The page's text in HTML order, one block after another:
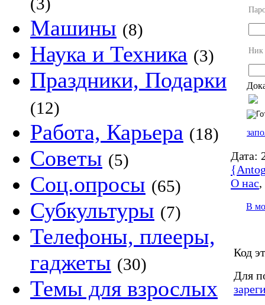
Машины (8)
Наука и Техника (3)
Праздники, Подарки
(12)
Работа, Карьера (18)
Советы (5)
Соц.опросы (65)
Субкультуры (7)
Телефоны, плееры,
гаджеты (30)
Темы для взрослых
Ник
Дата:
О нас
В
Код
Для